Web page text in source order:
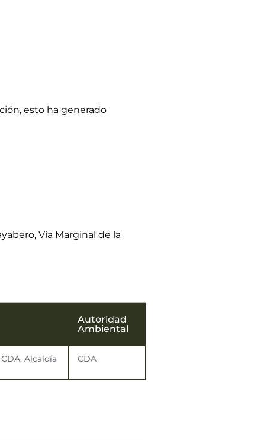
esto ha generado
Vía Marginal de la
Autoridad
Ambiental
Alcaldía CDA